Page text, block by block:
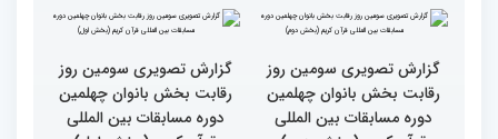
بالاترین سطح برگزاری
مسابقات قرآن را در ایران
شاهد بودم
ایران مهد قرآن است/ سطح
مسابقات ایران خیلی بالاست